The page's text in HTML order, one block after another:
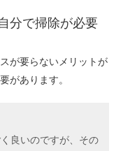
分で掃除が必要
が要らないメリットが
があります。
良いのですが、その